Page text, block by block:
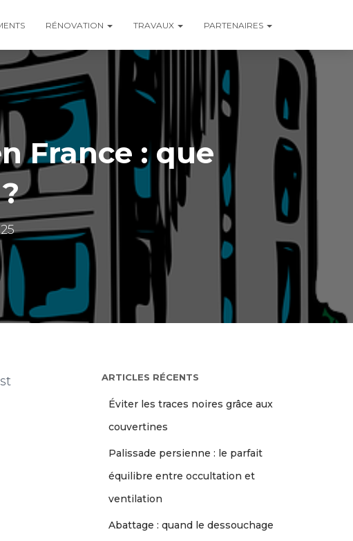
RÉNOVATION TRAVAUX PARTENAIRES
France : que
ARTICLES RÉCENTS
Éviter les traces noires grâce aux
couvertines
Palissade persienne : le parfait
équilibre entre occultation et
ventilation
Abattage : quand le dessouchage